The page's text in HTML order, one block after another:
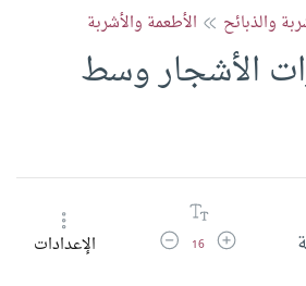
والذبائح الأطعمة والأشربة
الأشجار وسط
زيادة حجم الخط
16 تقليل حجم الخطالإعدادات